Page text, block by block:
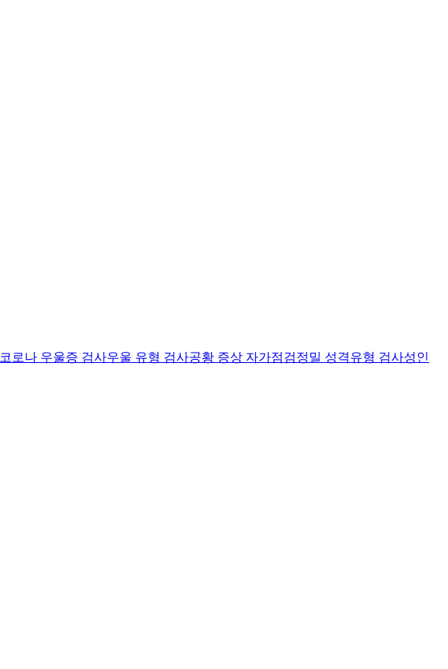
코로나 우울증 검사우울 유형 검사공황 증상 자가점검정밀 성격유형 검사성인